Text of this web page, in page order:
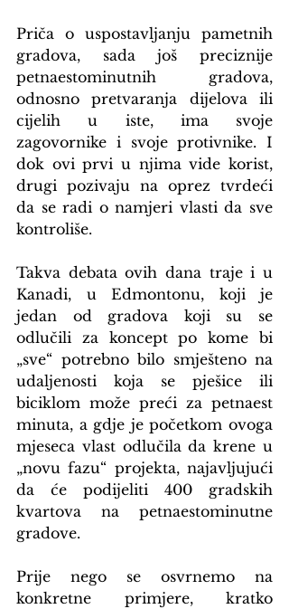
Priča o uspostavljanju pametnih
gradova, sada još preciznije
petnaestominutnih gradova,
odnosno pretvaranja dijelova ili
cijelih u iste, ima svoje
zagovornike i svoje protivnike. I
dok ovi prvi u njima vide korist,
drugi pozivaju na oprez tvrdeći
da se radi o namjeri vlasti da sve
kontroliše.
Takva debata ovih dana traje i u
Kanadi, u Edmontonu, koji je
jedan od gradova koji su se
odlučili za koncept po kome bi
„sve“ potrebno bilo smješteno na
udaljenosti koja se pješice ili
biciklom može preći za petnaest
minuta, a gdje je početkom ovoga
mjeseca vlast odlučila da krene u
„novu fazu“ projekta, najavljujući
da će podijeliti 400 gradskih
kvartova na petnaestominutne
gradove.
Prije nego se osvrnemo na
konkretne primjere, kratko